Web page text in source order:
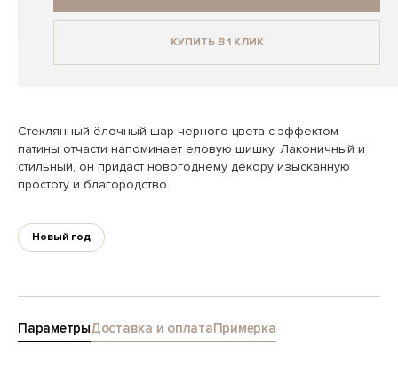
КУПИТЬ В 1 КЛИК
Стеклянный ёлочный шар черного цвета с эффектом
патины отчасти напоминает еловую шишку. Лаконичный и
стильный, он придаст новогоднему декору изысканную
простоту и благородство.
Новый год
ПараметрыДоставка и оплатаПримерка